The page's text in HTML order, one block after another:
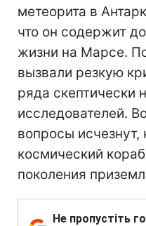
метеорита в
что он содержит
жизни на Марсе.
вызвали резкую
ряда скептически
исследователей.
вопросы исчезнут,
космический
поколения
Не пропустіть